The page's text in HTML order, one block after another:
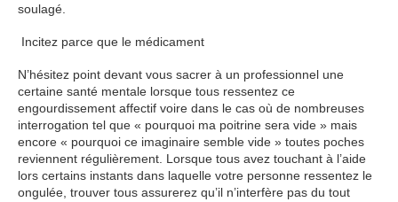
soulagé.
Incitez parce que le médicament
N’hésitez point devant vous sacrer à un professionnel une
certaine santé mentale lorsque tous ressentez ce
engourdissement affectif voire dans le cas où de nombreuses
interrogation tel que « pourquoi ma poitrine sera vide » mais
encore « pourquoi ce imaginaire semble vide » toutes poches
reviennent régulièrement. Lorsque tous avez touchant à l’aide
lors certains instants dans laquelle votre personne ressentez le
ongulée, trouver tous assurerez qu’il n’interfère pas du tout